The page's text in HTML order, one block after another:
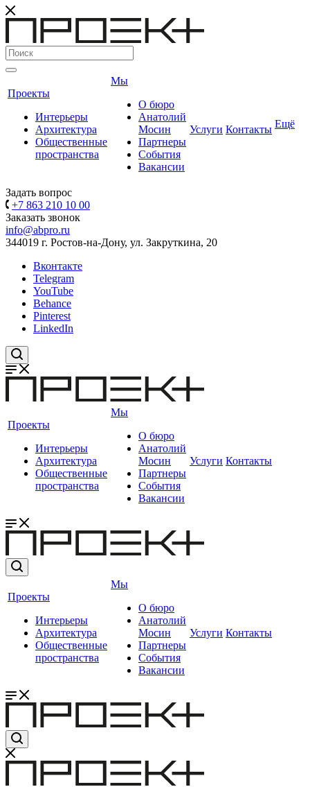
Проекты
Интерьеры
Архитектура
Общественные
пространства
Мы
О бюро
Анатолий
Мосин
Партнеры
События
Вакансии
Услуги Контакты Ещё
Задать вопрос
+7 863 210 10 00
Заказать звонок
info@abpro.ru
344019 г. Ростов-на-Дону, ул. Закруткина, 20
Вконтакте
Telegram
YouTube
Behance
Pinterest
LinkedIn
Проекты
Интерьеры
Архитектура
Общественные
пространства
Мы
О бюро
Анатолий
Мосин
Партнеры
События
Вакансии
Услуги Контакты
Проекты
Интерьеры
Архитектура
Общественные
пространства
Мы
О бюро
Анатолий
Мосин
Партнеры
События
Вакансии
Услуги Контакты